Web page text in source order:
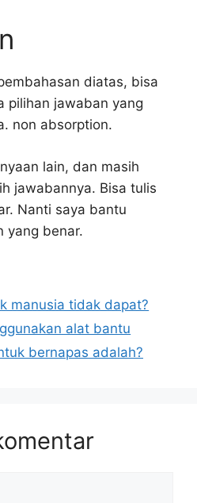
diatas, bisa
pilihan jawaban yang
non absorption.
lain, dan masih
jawabannya. Bisa tulis
Nanti saya bantu
yang benar.
manusia tidak dapat?
alat bantu
bernapas adalah?